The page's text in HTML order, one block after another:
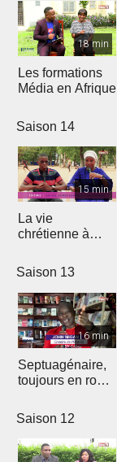
18 min
Les formations
Média en Afrique
Saison 14
15 min
La vie
chrétienne à
Saison 13
16 min
Septuagénaire,
toujours en route
Saison 12